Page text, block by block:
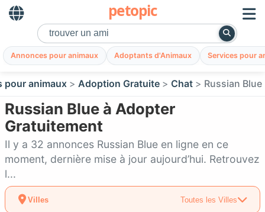
petopic
Annonces pour animaux Adoptants d'Animaux Services pour
pour animaux Adoption Gratuite Chat Russian Blue
Russian Blue à Adopter
Gratuitement
Il y a 32 annonces Russian Blue en ligne en ce
moment, dernière mise à jour aujourd’hui. Retrouvez
l...
Villes Toutes les Villes